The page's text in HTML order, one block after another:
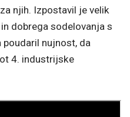
njih. Izpostavil je velik
dobrega sodelovanja s
nujnost, da
4. industrijske